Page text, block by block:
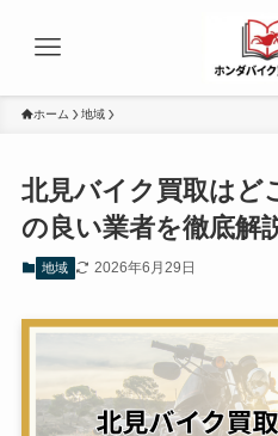
ホーム 地域
北見バイク買取はど
の良い業者を徹底解
地域 2026年6月29日